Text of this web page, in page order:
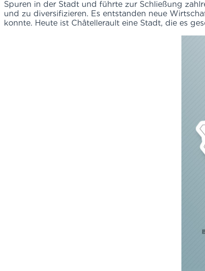
Spuren in der Stadt und führte zur Schließung
und zu diversifizieren. Es entstanden neue
konnte. Heute ist Châtellerault eine Stadt, die es